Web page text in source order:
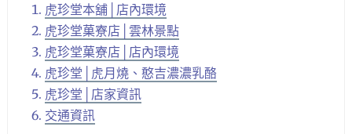
虎珍堂本舖│店內環境
虎珍堂菓寮店│雲林景點
虎珍堂菓寮店│店內環境
虎珍堂│虎月燒、憨吉濃濃乳酪
虎珍堂│店家資訊
交通資訊